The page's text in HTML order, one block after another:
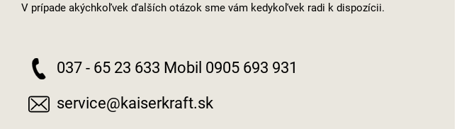
V prípade akýchkoľvek ďalších otázok sme vám kedykoľvek radi k dispozícii.
037 - 65 23 633 Mobil 0905 693 931
service@kaiserkraft.sk